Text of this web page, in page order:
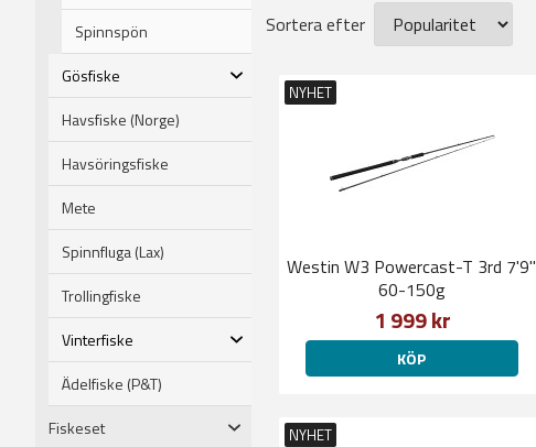
Spinnspön
Gösfiske
Havsfiske (Norge)
Havsöringsfiske
Mete
Spinnfluga (Lax)
Trollingfiske
Vinterfiske
Ädelfiske (P&T)
Fiskeset
Sortera efter
NYHET
Westin W3 Powercast-T 3rd 7'9''
60-150g
1 999 kr
KÖP
NYHET